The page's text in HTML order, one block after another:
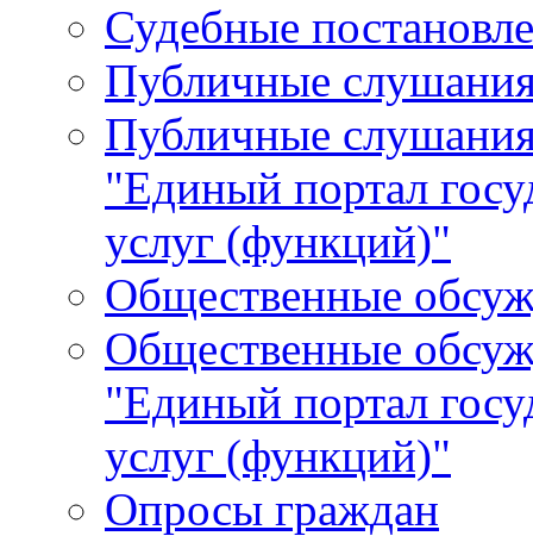
Судебные
Публичные
Публичные
"Единый портал
услуг (функций)"
Общественные
Общественные
"Единый портал
услуг (функций)"
Опросы граждан